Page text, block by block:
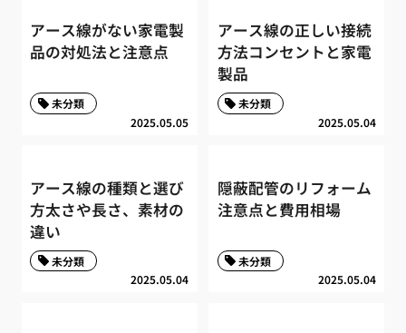
アース線がない家電製
品の対処法と注意点
2025.05.05
未分類
アース線の正しい接続
方法コンセントと家電
製品
2025.05.04
未分類
アース線の種類と選び
方太さや長さ、素材の
違い
2025.05.04
未分類
隠蔽配管のリフォーム
注意点と費用相場
2025.05.04
未分類